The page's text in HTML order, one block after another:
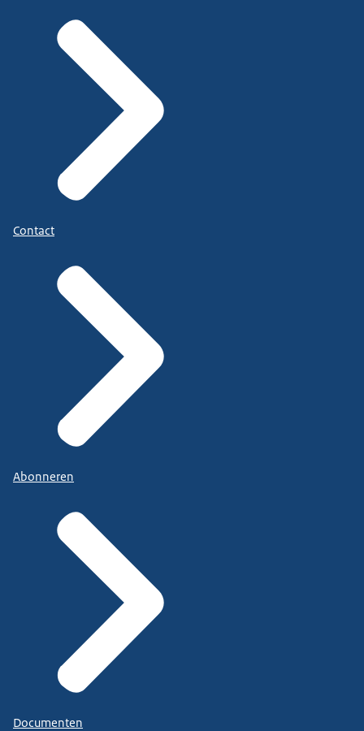
Contact
Abonneren
Documenten